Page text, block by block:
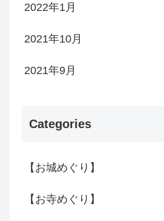
2022年1月
2021年10月
2021年9月
Categories
【お城めぐり】
【お寺めぐり】